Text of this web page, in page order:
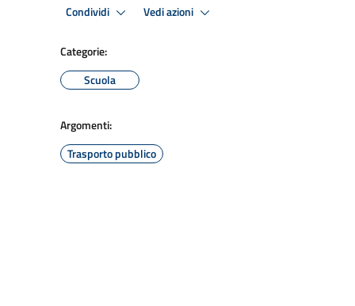
Condividi Vedi azioni
Categorie:
Scuola
Argomenti:
Trasporto pubblico